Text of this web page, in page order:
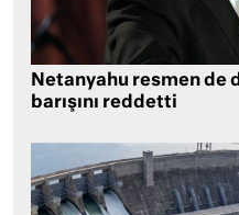
Netanyahu resmen de
barışını reddetti